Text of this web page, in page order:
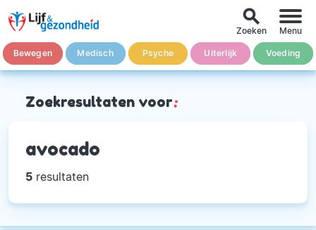
Bewegen Medisch Psyche Uiterlijk Voeding
search
Zoeken Menu
Zoekresultaten voor:
avocado
5 resultaten